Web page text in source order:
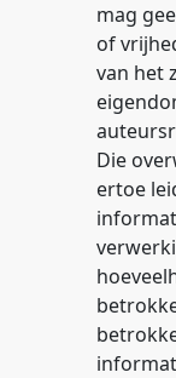
mag
of
van het
Die
ertoe